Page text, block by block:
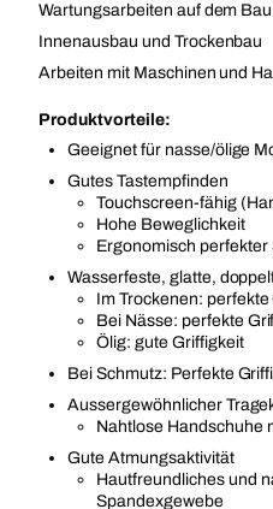
Wartungsarbeiten auf dem
Innenausbau und Trockenbau
Arbeiten mit Maschinen und
Produktvorteile:
Geeignet für nasse/ölige
Gutes Tastempfinden
Touchscreen-fähig
Hohe Beweglichkeit
Ergonomisch perfekter
Wasserfeste, glatte,
Im Trockenen:
Bei Nässe: perfekte
Ölig: gute Griffigkeit
Bei Schmutz: Perfekte
Aussergewöhnlicher
Nahtlose Handschuhe
Gute Atmungsaktivität
Hautfreundliches und
Spandexgewebe